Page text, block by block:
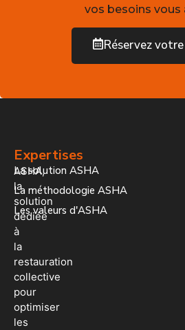
vos besoins vous
Réservez
ASHA,
la
solution
dédiée
à
la
restauration
collective
pour
optimiser
les
Expertises
La solution ASHA
La méthodologie ASHA
Les valeurs d'ASHA